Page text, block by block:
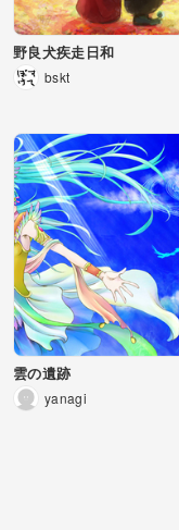
野良犬疾走日和
bskt
雲の遺跡
yanagi